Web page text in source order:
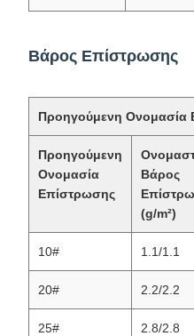
Βάρος Επίστρωσης
Προηγούμενη Ονομασία
Προηγούμενη
Ονομασία
Επίστρωσης
Βάρος
(g/m²)
10# 1.1/1.1
20# 2.2/2.2
25# 2.8/2.8